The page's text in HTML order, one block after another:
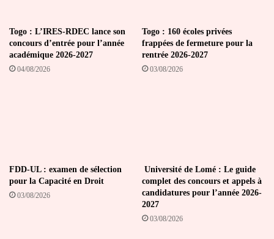
Togo : L’IRES-RDEC lance son
concours d’entrée pour l’année
académique 2026-2027
04/08/2026
Togo : 160 écoles privées
frappées de fermeture pour la
rentrée 2026-2027
03/08/2026
FDD-UL : examen de sélection
pour la Capacité en Droit
03/08/2026
Université de Lomé : Le guide
complet des concours et appels à
candidatures pour l’année 2026-
2027
03/08/2026